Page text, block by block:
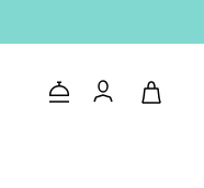
문의하기로그인